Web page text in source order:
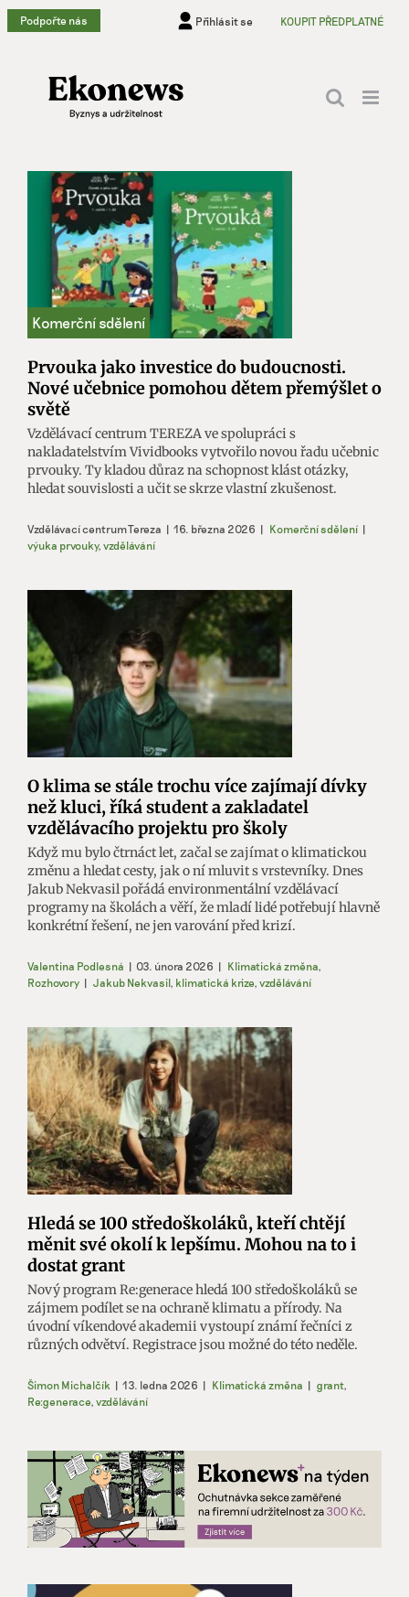
Přeskočit
na
Podpořte nás Přihlásit se KOUPIT PŘEDPLATNÉ
Prvouka jako investice do budoucnosti.
Nové učebnice pomohou dětem přemýšlet o
světě
Vzdělávací centrum TEREZA ve spolupráci s
nakladatelstvím Vividbooks vytvořilo novou řadu učebnic
prvouky. Ty kladou důraz na schopnost klást otázky,
hledat souvislosti a učit se skrze vlastní zkušenost.
Vzdělávací centrum Tereza | 16. března 2026 | Komerční sdělení |
výuka prvouky, vzdělávání
O klima se stále trochu více zajímají dívky
než kluci, říká student a zakladatel
vzdělávacího projektu pro školy
Když mu bylo čtrnáct let, začal se zajímat o klimatickou
změnu a hledat cesty, jak o ní mluvit s vrstevníky. Dnes
Jakub Nekvasil pořádá environmentální vzdělávací
programy na školách a věří, že mladí lidé potřebují hlavně
konkrétní řešení, ne jen varování před krizí.
Valentina Podlesná | 03. února 2026 | Klimatická změna,
Rozhovory | Jakub Nekvasil, klimatická krize, vzdělávání
Hledá se 100 středoškoláků, kteří chtějí
měnit své okolí k lepšímu. Mohou na to i
dostat grant
Nový program Re:generace hledá 100 středoškoláků se
zájmem podílet se na ochraně klimatu a přírody. Na
úvodní víkendové akademii vystoupí známí řečníci z
různých odvětví. Registrace jsou možné do této neděle.
Šimon Michalčík | 13. ledna 2026 | Klimatická změna | grant,
Re:generace, vzdělávání